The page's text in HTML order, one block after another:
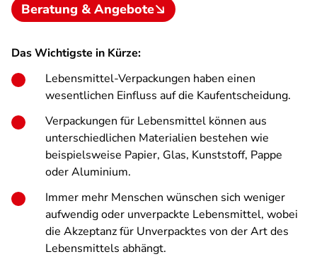
Beratung & Angebote
Das Wichtigste in Kürze:
Lebensmittel-Verpackungen haben einen
wesentlichen Einfluss auf die Kaufentscheidung.
Verpackungen für Lebensmittel können aus
unterschiedlichen Materialien bestehen wie
beispielsweise Papier, Glas, Kunststoff, Pappe
oder Aluminium.
Immer mehr Menschen wünschen sich weniger
aufwendig oder unverpackte Lebensmittel, wobei
die Akzeptanz für Unverpacktes von der Art des
Lebensmittels abhängt.